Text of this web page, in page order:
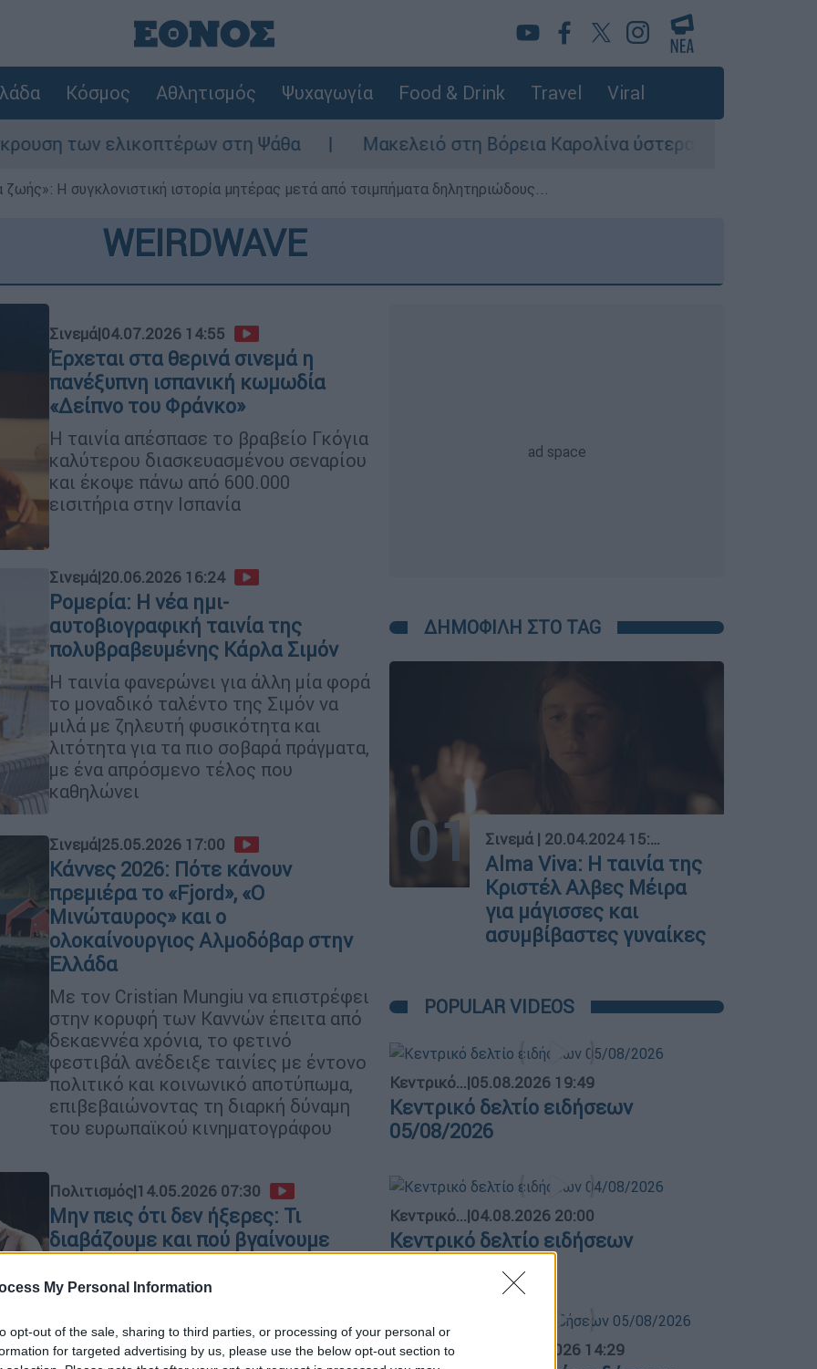
My Personal Information
opt-out of the sale, sharing to third parties, or processing of your personal or
for targeted advertising by us, please use the below opt-out section to
Κόσμος Αθλητισμός Ψυχαγωγία Food & Drink Travel Viral
στη Ψάθα Μακελειό στη Βόρεια Καρολίνα ύστερα από πυροβολισμούς: Νεκροί
Η συγκλονιστική ιστορία μητέρας μετά από τσιμπήματα δηλητηριώδους...
WEIRDWAVE
Σινεμά|04.07.2026 14:55
Έρχεται στα θερινά σινεμά η
πανέξυπνη ισπανική κωμωδία
«Δείπνο του Φράνκο»
Η ταινία απέσπασε το βραβείο Γκόγια
καλύτερου διασκευασμένου σεναρίου
και έκοψε πάνω από 600.000
εισιτήρια στην Ισπανία
Σινεμά|20.06.2026 16:24
Ρομερία: Η νέα ημι-
αυτοβιογραφική ταινία της
πολυβραβευμένης Κάρλα Σιμόν
Η ταινία φανερώνει για άλλη μία φορά
το μοναδικό ταλέντο της Σιμόν να
μιλά με ζηλευτή φυσικότητα και
λιτότητα για τα πιο σοβαρά πράγματα,
με ένα απρόσμενο τέλος που
καθηλώνει
Σινεμά|25.05.2026 17:00
Κάννες 2026: Πότε κάνουν
πρεμιέρα το «Fjord», «Ο
Μινώταυρος» και ο
ολοκαίνουργιος Αλμοδόβαρ στην
Ελλάδα
Με τον Cristian Mungiu να επιστρέφει
στην κορυφή των Καννών έπειτα από
δεκαεννέα χρόνια, το φετινό
φεστιβάλ ανέδειξε ταινίες με έντονο
πολιτικό και κοινωνικό αποτύπωμα,
επιβεβαιώνοντας τη διαρκή δύναμη
του ευρωπαϊκού κινηματογράφου
Πολιτισμός|14.05.2026 07:30
Μην πεις ότι δεν ήξερες: Τι
διαβάζουμε και πού βγαίνουμε
Το ethnos.gr σας προτείνει όσα αξίζει
διαβάσετε, για να είστε πάντα
ενημερωμένοι για ό,τι συμβαίνει στην
ΔΗΜΟΦΙΛΗ ΣΤΟ TAG
01 Σινεμά | 20.04.2024 15:00
Alma Viva: Η ταινία της
Κριστέλ Αλβες Μέιρα
για μάγισσες και
ασυμβίβαστες γυναίκες
POPULAR VIDEOS
Κεντρικό...|05.08.2026 19:49
Κεντρικό δελτίο ειδήσεων
05/08/2026
Κεντρικό...|04.08.2026 20:00
Κεντρικό δελτίο ειδήσεων
Μεσημεριανό... 05.08.2026 14:29